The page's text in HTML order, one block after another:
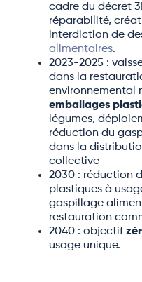
cadre du décret
réparabilité,
interdiction de
alimentaires.
2023-2025 :
dans la
environnemental
emballages
légumes,
réduction du
dans la
collective
2030 : réduction
plastiques à
gaspillage
restauration
2040 : objectif
usage unique.